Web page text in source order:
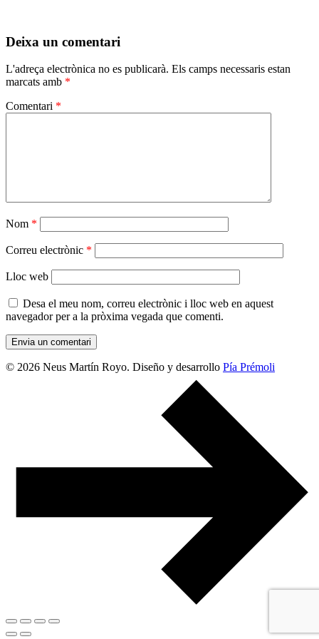
Deixa un comentari
L'adreça electrònica no es publicarà. Els camps necessaris estan
marcats amb *
Comentari *
Nom *
Correu electrònic *
Lloc web
Desa el meu nom, correu electrònic i lloc web en aquest
navegador per a la pròxima vegada que comenti.
© 2026 Neus Martín Royo. Diseño y desarrollo Pía Prémoli